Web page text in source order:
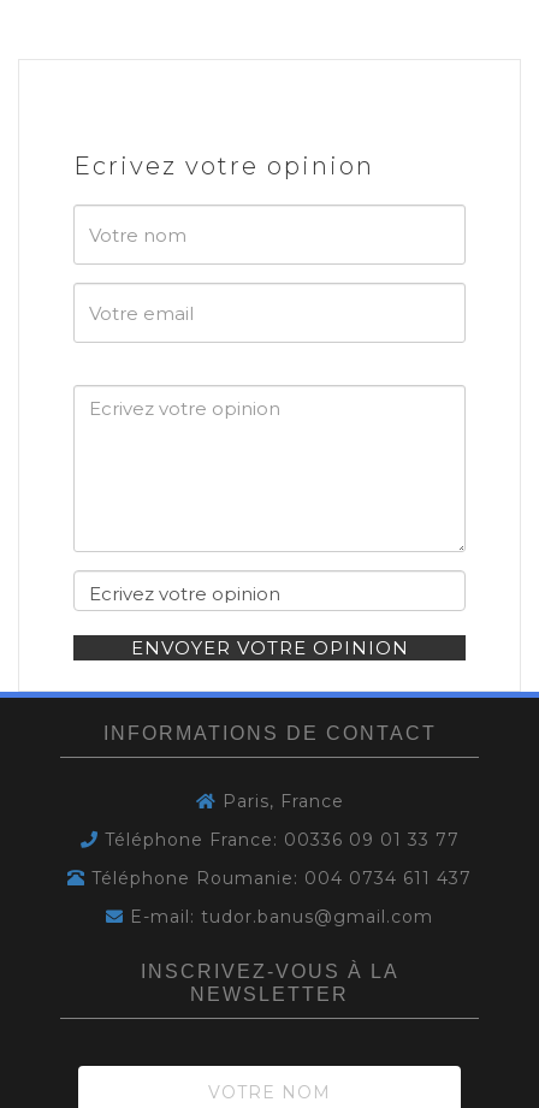
Ecrivez votre opinion
Votre
nom
Votre
email
ENVOYER VOTRE OPINION
INFORMATIONS DE CONTACT
Paris, France
Téléphone France: 00336 09 01 33 77
Téléphone Roumanie: 004 0734 611 437
E-mail: tudor.banus@gmail.com
INSCRIVEZ-VOUS À LA
NEWSLETTER